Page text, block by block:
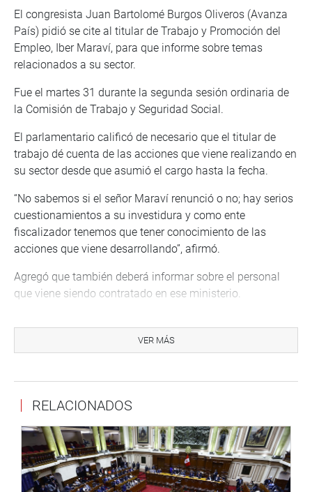
El congresista Juan Bartolomé Burgos Oliveros (Avanza
País) pidió se cite al titular de Trabajo y Promoción del
Empleo, Iber Maraví, para que informe sobre temas
relacionados a su sector.
Fue el martes 31 durante la segunda sesión ordinaria de
la Comisión de Trabajo y Seguridad Social.
El parlamentario calificó de necesario que el titular de
trabajo dé cuenta de las acciones que viene realizando en
su sector desde que asumió el cargo hasta la fecha.
“No sabemos si el señor Maraví renunció o no; hay serios
cuestionamientos a su investidura y como ente
fiscalizador tenemos que tener conocimiento de las
acciones que viene desarrollando”, afirmó.
Agregó que también deberá informar sobre el personal
que viene siendo contratado en ese ministerio.
(Avanza País) demandó citar a diversos especialistas
previo al inicio del debate a fin de analizar el proyecto de
mensajería y movilidad por medio de plataformas
Propuso se invite a Ivo Gagliuffi Piercechi, expresidente de
Indecopi; Gustavo Rodríguez García, Magíster en
Propiedad Intelectual de la Universidad Austral, Argentina;
VER MÁS
RELACIONADOS